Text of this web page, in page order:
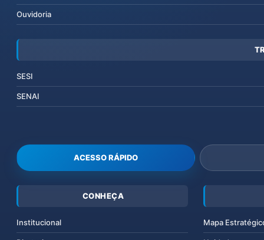
Ouvidoria
SESI
SENAI
ACESSO RÁPIDO
CONHEÇA
Institucional Mapa